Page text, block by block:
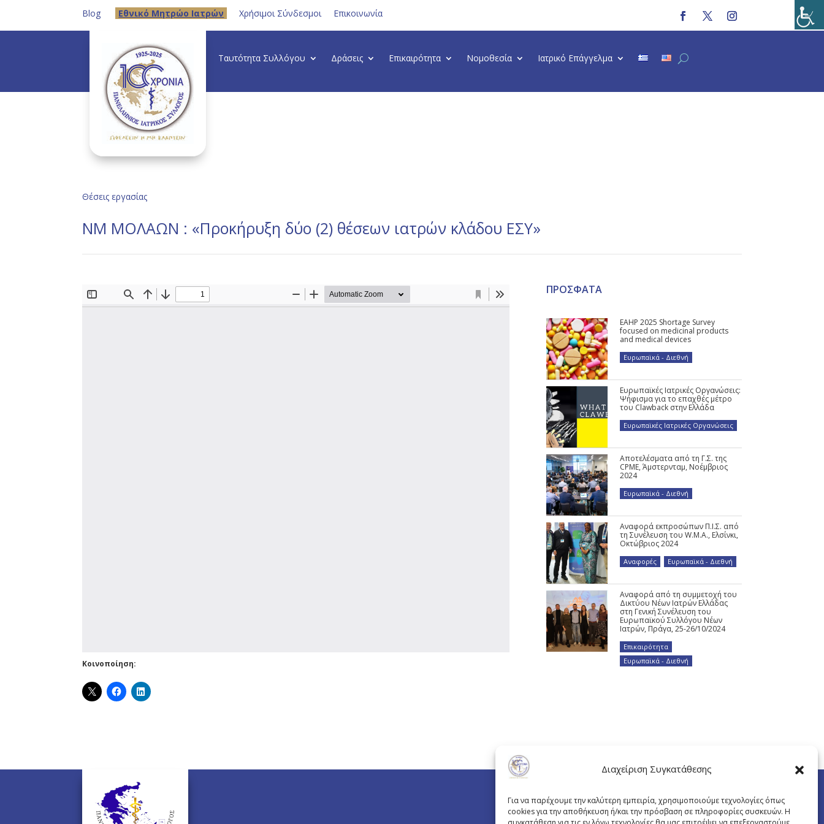
Διαχείριση Συγκατάθεσης
Για να παρέχουμε την καλύτερη εμπειρία, χρησιμοποιούμε τεχνολογίες όπως
cookies για την αποθήκευση ή/και την πρόσβαση σε πληροφορίες συσκευών. Η
Blog Eθνικό Μητρώο Ιατρών Χρήσιμοι Σύνδεσμοι Επικοινωνία
Ταυτότητα Συλλόγου Δράσεις Επικαιρότητα Νομοθεσία Ιατρικό Επάγγελμα
Θέσεις εργασίας
ΝΜ ΜΟΛΑΩΝ : «Προκήρυξη δύο (2) θέσεων ιατρών κλάδου ΕΣΥ»
Κοινοποίηση:
ΠΡΟΣΦΑΤΑ
EAHP 2025 Shortage Survey
focused on medicinal products
and medical devices
Ευρωπαϊκά - Διεθνή
Ευρωπαϊκές Ιατρικές Οργανώσεις:
Ψήφισμα για το επαχθές μέτρο
του Clawback στην Ελλάδα
Ευρωπαϊκές Ιατρικές Οργανώσεις
Αποτελέσματα από τη Γ.Σ. της
CPME, Άμστερνταμ, Νοέμβριος
2024
Ευρωπαϊκά - Διεθνή
Αναφορά εκπροσώπων Π.Ι.Σ. από
τη Συνέλευση του W.M.A., Ελσίνκι,
Οκτώβριος 2024
Αναφορές Ευρωπαϊκά - Διεθνή
Αναφορά από τη συμμετοχή του
Δικτύου Νέων Ιατρών Ελλάδας
στη Γενική Συνέλευση του
Ευρωπαϊκού Συλλόγου Νέων
Ιατρών, Πράγα, 25-26/10/2024
Επικαιρότητα
Ευρωπαϊκά - Διεθνή